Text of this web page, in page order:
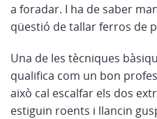
a foradar. I ha de saber
qüestió de tallar ferros de
Una de les tècniques
qualifica com un bon
això cal escalfar els dos
estiguin roents i llancin